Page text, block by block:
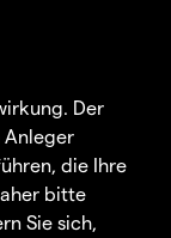
Der
Anleger
die Ihre
bitte
Sie sich,